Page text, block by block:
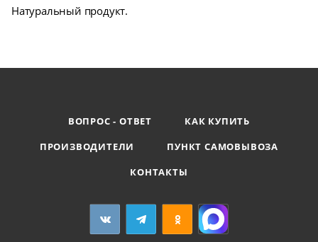
Натуральный продукт.
ВОПРОС - ОТВЕТ
КАК КУПИТЬ
ПРОИЗВОДИТЕЛИ
ПУНКТ САМОВЫВОЗА
КОНТАКТЫ